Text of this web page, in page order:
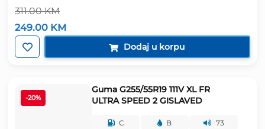
311.00KM
Izvorna
cijena
bila
je:
249.00 KM
cijena
249.00 KM.
Dodaj u korpu
-20%
Guma G255/55R19 111V XL FR
ULTRA SPEED 2 GISLAVED
C B 73